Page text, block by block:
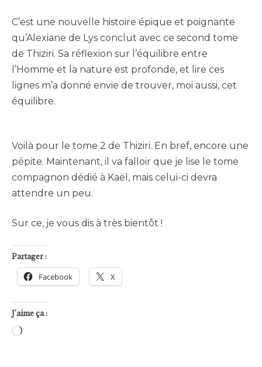
C’est une nouvelle histoire épique et poignante
qu’Alexiane de Lys conclut avec ce second tome
de Thiziri. Sa réflexion sur l’équilibre entre
l’Homme et la nature est profonde, et lire ces
lignes m’a donné envie de trouver, moi aussi, cet
équilibre.
Voilà pour le tome 2 de Thiziri. En bref, encore une
pépite. Maintenant, il va falloir que je lise le tome
compagnon dédié à Kaël, mais celui-ci devra
attendre un peu.
Sur ce, je vous dis à très bientôt !
Partager :
Facebook X
J’aime ça :
Chargement…